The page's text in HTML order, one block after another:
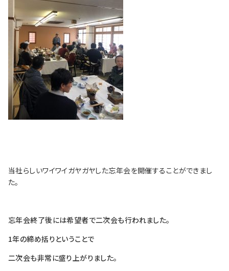
当社らしいワイワイガヤガヤした忘年会を開催することができまし
た。
忘年会終了後には希望者で二次会も行われました。
1年の締め括りということで
二次会も非常に盛り上がりました。